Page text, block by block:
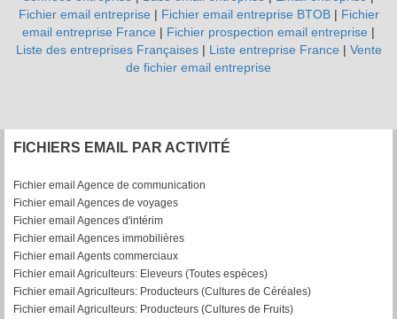
Fichier email entreprise | Fichier email entreprise BTOB| Fichier
email entreprise France | Fichier prospection email entreprise |
Liste des entreprises Françaises| Liste entreprise France | Vente
de fichier email entreprise
FICHIERS EMAIL PAR ACTIVITÉ
Fichier email Agence de communication
Fichier email Agences de voyages
Fichier email Agences d'intérim
Fichier email Agences immobilières
Fichier email Agents commerciaux
Fichier email Agriculteurs: Eleveurs (Toutes espèces)
Fichier email Agriculteurs: Producteurs (Cultures de Céréales)
Fichier email Agriculteurs: Producteurs (Cultures de Fruits)